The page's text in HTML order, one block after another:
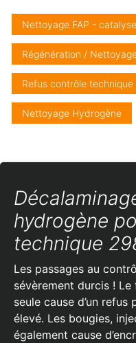
Nettoyage FAP -
Régénération /
Refus contrôle technique
Nettoyage Hydrogène
hydrogène
technique
Les passages au
sévèrement durcis !
seule cause d’un
élevé. Les bougies,
également cause